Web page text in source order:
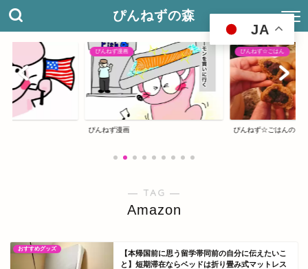
ぴんねずの森
ぴんねず漫画
ぴんねず漫画
ぴんねず☆ごはん
ぴんねず☆ごはんのレ
― TAG ―
Amazon
おすすめグッズ
【本帰国前に思う留学帯同前の自分に伝えたいこ
と】短期滞在ならベッドは折り畳み式マットレス
JA